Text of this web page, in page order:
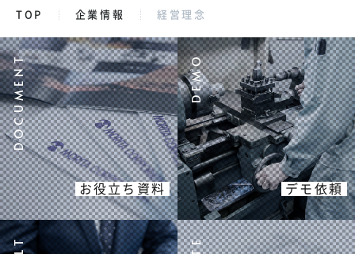
TOP 企業情報 経営理念
お役立ち資料 デモ依頼